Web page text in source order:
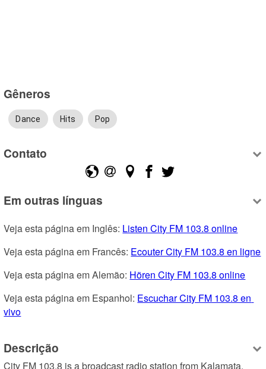
Gêneros
Dance Hits Pop
Contato
Em outras línguas
Veja esta página em Inglês: Listen City FM 103.8 online
Veja esta página em Francês: Ecouter City FM 103.8 en ligne
Veja esta página em Alemão: Hören City FM 103.8 online
Veja esta página em Espanhol: Escuchar City FM 103.8 en
vivo
Descrição
City FM 103.8 is a broadcast radio station from Kalamata,